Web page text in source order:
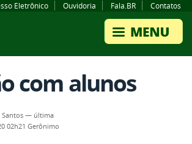
Eletrônico
Ouvidoria Fala.BR Contatos
com alunos
— última
02h21 Gerônimo